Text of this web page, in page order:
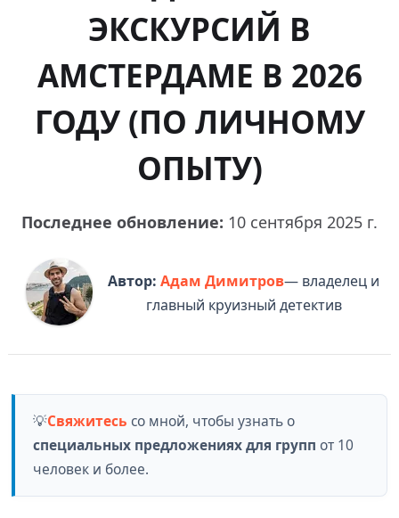
ЭКСКУРСИЙ В
АМСТЕРДАМЕ В 2026
ГОДУ (ПО ЛИЧНОМУ
ОПЫТУ)
Последнее обновление: 10 сентября 2025 г.
Автор: Адам Димитров— владелец и
главный круизный детектив
💡Свяжитесь со мной, чтобы узнать о
специальных предложениях для групп от 10
человек и более.